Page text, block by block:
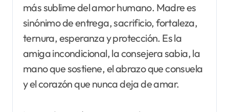
más sublime del amor humano. Madre es
sinónimo de entrega, sacrificio, fortaleza,
ternura, esperanza y protección. Es la
amiga incondicional, la consejera sabia, la
mano que sostiene, el abrazo que consuela
y el corazón que nunca deja de amar.